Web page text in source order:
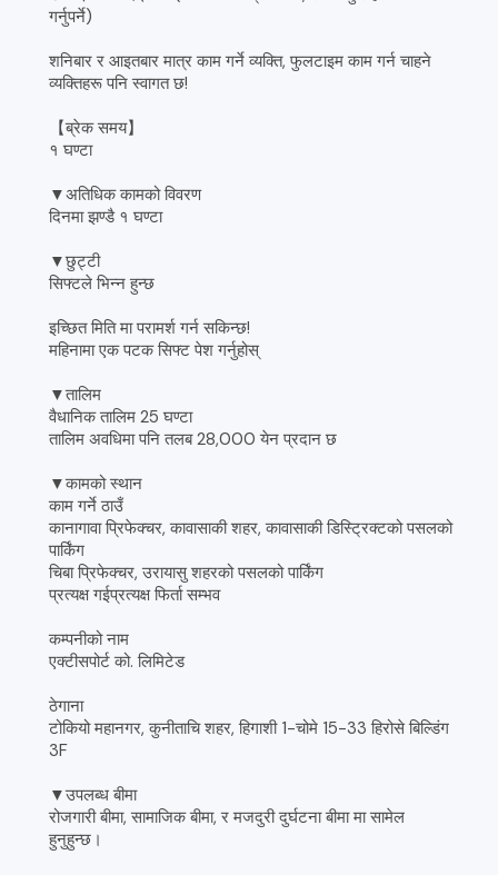
गर्नुपर्ने)
शनिबार र आइतबार मात्र काम गर्ने व्यक्ति, फुलटाइम काम गर्न चाहने
व्यक्तिहरू पनि स्वागत छ!
【ब्रेक समय】
१ घण्टा
▼अतिधिक कामको विवरण
दिनमा झण्डै १ घण्टा
▼छुट्टी
सिफ्टले भिन्न हुन्छ
इच्छित मिति मा परामर्श गर्न सकिन्छ!
महिनामा एक पटक सिफ्ट पेश गर्नुहोस्
▼तालिम
वैधानिक तालिम 25 घण्टा
तालिम अवधिमा पनि तलब 28,000 येन प्रदान छ
▼कामको स्थान
काम गर्ने ठाउँ
कानागावा प्रिफेक्चर, कावासाकी शहर, कावासाकी डिस्ट्रिक्टको पसलको
पार्किंग
चिबा प्रिफेक्चर, उरायासु शहरको पसलको पार्किंग
प्रत्यक्ष गईप्रत्यक्ष फिर्ता सम्भव
कम्पनीको नाम
एक्टीसपोर्ट को. लिमिटेड
ठेगाना
टोकियो महानगर, कुनीताचि शहर, हिगाशी 1-चोमे 15-33 हिरोसे बिल्डिंग
3F
▼उपलब्ध बीमा
रोजगारी बीमा, सामाजिक बीमा, र मजदुरी दुर्घटना बीमा मा सामेल
हुनुहुन्छ।